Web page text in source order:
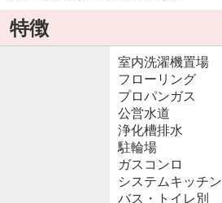
特徴
室内洗濯機置場
フローリング
プロパンガス
公営水道
浄化槽排水
駐輪場
ガスコンロ
システムキッチン
バス・トイレ別